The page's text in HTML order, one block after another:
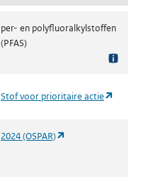
per- en polyfluoralkylstoffen
(PFAS)
Stof voor prioritaire actie
2024 (OSPAR)